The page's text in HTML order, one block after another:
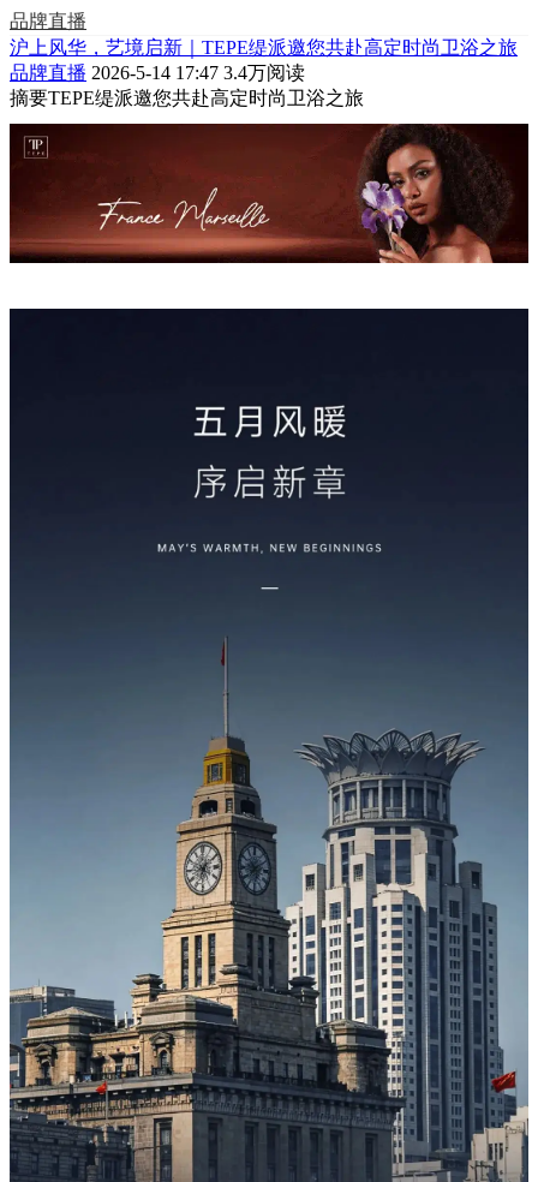
品牌直播
沪上风华，艺境启新｜TEPE缇派邀您共赴高定时尚卫浴之旅
品牌直播 2026-5-14 17:47 3.4万阅读
摘要TEPE缇派邀您共赴高定时尚卫浴之旅